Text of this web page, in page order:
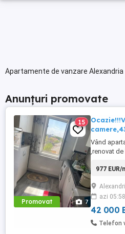
Apartamente de vanzare
Anunțuri promovate
Promovat 7
15
Vând
,renovat
termopan,
dispune de
termică
977 EUR/
azi 05:58
42 000
Telefon